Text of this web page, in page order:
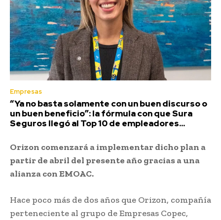
Empresas
“Ya no basta solamente con un buen discurso o
un buen beneficio”: la fórmula con que Sura
Seguros llegó al Top 10 de empleadores...
Orizon comenzará a implementar dicho plan a
partir de abril del presente año gracias a una
alianza con EMOAC.
Hace poco más de dos años que Orizon, compañía
perteneciente al grupo de Empresas Copec,